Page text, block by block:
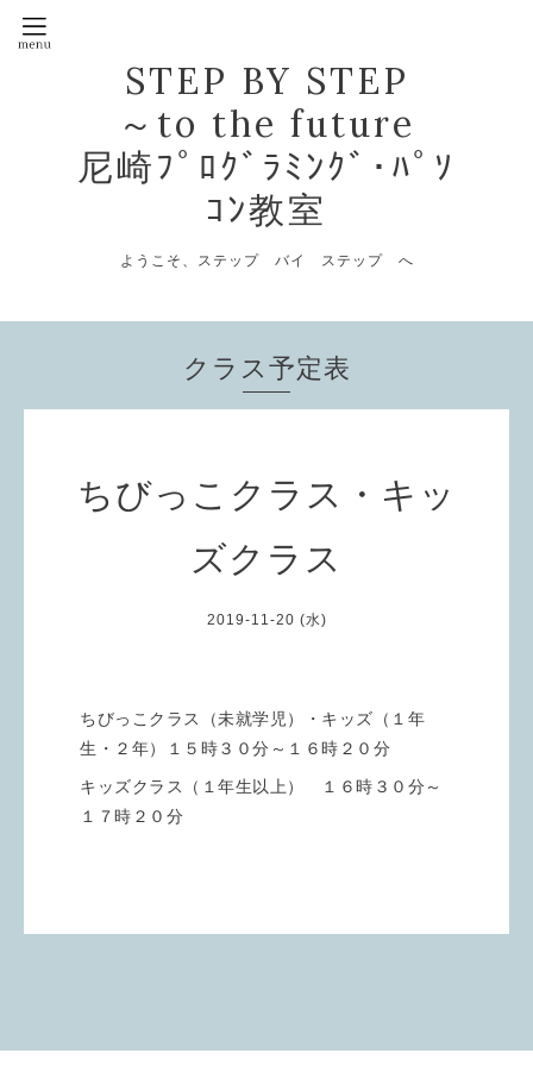
STEP BY STEP
～to the future
尼崎ﾌﾟﾛｸﾞﾗﾐﾝｸﾞ･ﾊﾟｿ
ｺﾝ教室
ようこそ、ステップ バイ ステップ へ
クラス予定表
ちびっこクラス・キッ
ズクラス
2019-11-20 (水)
ちびっこクラス（未就学児）・キッズ（１年
生・２年）１５時３０分～１６時２０分
キッズクラス（１年生以上） １６時３０分～
１７時２０分